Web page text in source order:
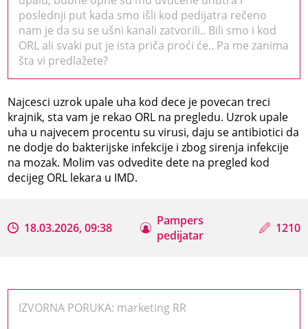
poslednji put kada smo išli kod pedijatra rečeno
nam je da su se ušni kanali zatvorili.. Bili smo i kod
ORL ali svaki put je ista priča proći će.. Pa me zanima
šta vi predlažete?
Najcesci uzrok upale uha kod dece je povecan treci
krajnik, sta vam je rekao ORL na pregledu. Uzrok upale
uha u najvecem procentu su virusi, daju se antibiotici da
ne dodje do bakterijske infekcije i zbog sirenja infekcije
na mozak. Molim vas odvedite dete na pregled kod
decijeg ORL lekara u IMD.
18.03.2026, 09:38
Pampers
pedijatar
1210
IZVORNA PORUKA: marketing RR